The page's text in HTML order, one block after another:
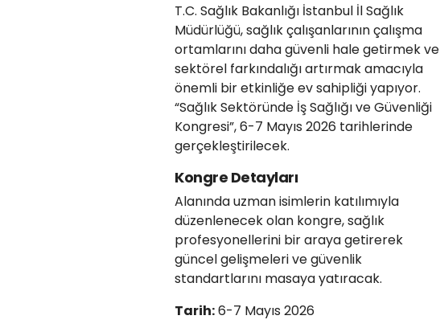
T.C. Sağlık Bakanlığı İstanbul İl Sağlık
Müdürlüğü, sağlık çalışanlarının çalışma
ortamlarını daha güvenli hale getirmek ve
sektörel farkındalığı artırmak amacıyla
önemli bir etkinliğe ev sahipliği yapıyor.
“Sağlık Sektöründe İş Sağlığı ve Güvenliği
Kongresi”, 6-7 Mayıs 2026 tarihlerinde
gerçekleştirilecek.
Kongre Detayları
Alanında uzman isimlerin katılımıyla
düzenlenecek olan kongre, sağlık
profesyonellerini bir araya getirerek
güncel gelişmeleri ve güvenlik
standartlarını masaya yatıracak.
Tarih:6-7 Mayıs 2026